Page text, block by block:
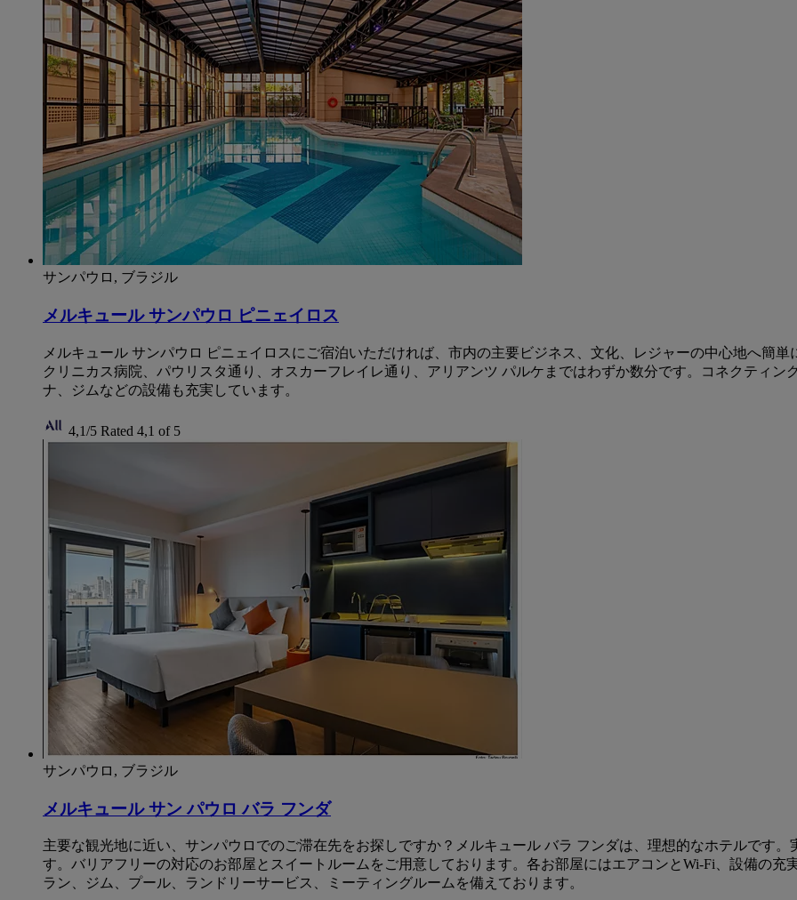
サンパウロ, ブラジル
メルキュール サンパウロ ピニェイロス
メルキュール サンパウロ ピニェイロスにご宿泊いただければ、市内の主要ビジネス、文化、レジャーの中心地へ簡
クリニカス病院、パウリスタ通り、オスカーフレイレ通り、アリアンツ パルケまではわずか数分です。コネクティ
ナ、ジムなどの設備も充実しています。
4,1/5 Rated 4,1 of 5
サンパウロ, ブラジル
メルキュール サン パウロ バラ フンダ
主要な観光地に近い、サンパウロでのご滞在先をお探しですか？メルキュール バラ フンダは、理想的なホテルです
す。バリアフリーの対応のお部屋とスイートルームをご用意しております。各お部屋にはエアコンとWi-Fi、設備の充
ラン、ジム、プール、ランドリーサービス、ミーティングルームを備えております。